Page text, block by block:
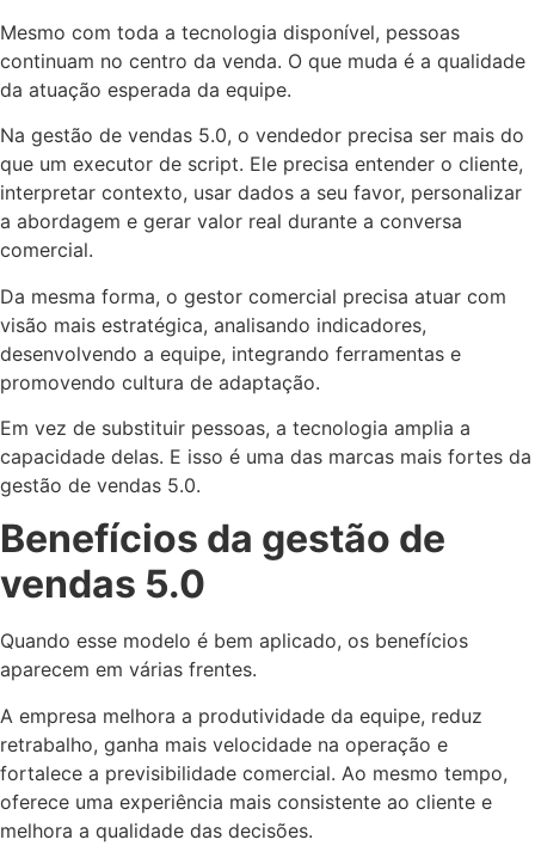
Mesmo com toda a tecnologia disponível, pessoas
continuam no centro da venda. O que muda é a qualidade
da atuação esperada da equipe.
Na gestão de vendas 5.0, o vendedor precisa ser mais do
que um executor de script. Ele precisa entender o cliente,
interpretar contexto, usar dados a seu favor, personalizar
a abordagem e gerar valor real durante a conversa
comercial.
Da mesma forma, o gestor comercial precisa atuar com
visão mais estratégica, analisando indicadores,
desenvolvendo a equipe, integrando ferramentas e
promovendo cultura de adaptação.
Em vez de substituir pessoas, a tecnologia amplia a
capacidade delas. E isso é uma das marcas mais fortes da
gestão de vendas 5.0.
Benefícios da gestão de
vendas 5.0
Quando esse modelo é bem aplicado, os benefícios
aparecem em várias frentes.
A empresa melhora a produtividade da equipe, reduz
retrabalho, ganha mais velocidade na operação e
fortalece a previsibilidade comercial. Ao mesmo tempo,
oferece uma experiência mais consistente ao cliente e
melhora a qualidade das decisões.